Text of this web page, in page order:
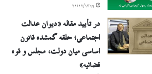
۲۱/۱۲/۱۳۹۹
در تأیید مقاله «دیوان عدالت
اجتماعی؛ حلقه گمشده قانون
اساسی میان دولت، مجلس و قوه
قضائیه»